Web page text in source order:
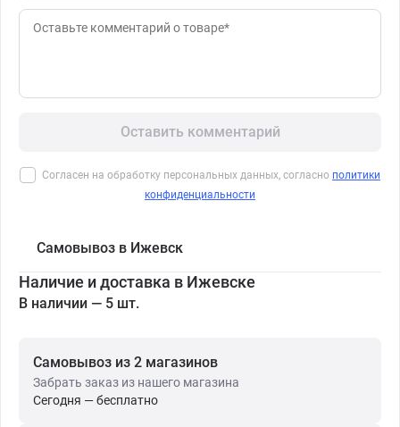
Оставить комментарий
Согласен на обработку персональных данных, согласно политики
конфиденциальности
Самовывоз в Ижевск
Наличие и доставка в Ижевске
В наличии — 5 шт.
Самовывоз из 2 магазинов
Забрать заказ из нашего магазина
Сегодня — бесплатно